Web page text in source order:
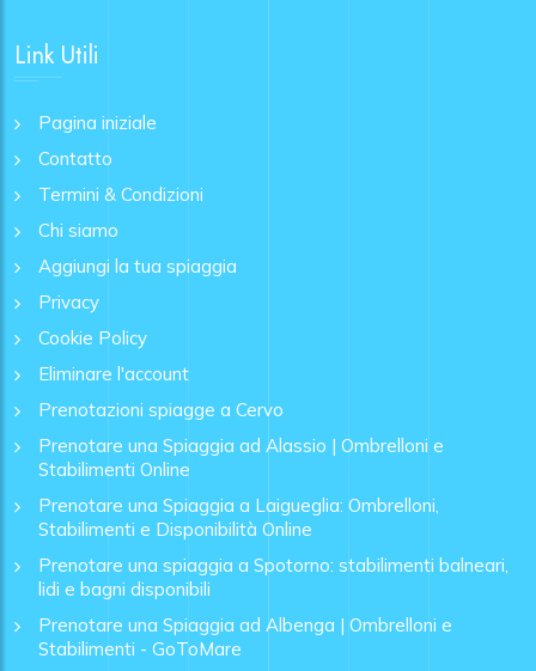
Link Utili
Pagina iniziale
Contatto
Termini & Condizioni
Chi siamo
Aggiungi la tua spiaggia
Privacy
Cookie Policy
Eliminare l'account
Prenotazioni spiagge a Cervo
Prenotare una Spiaggia ad Alassio | Ombrelloni e
Stabilimenti Online
Prenotare una Spiaggia a Laigueglia: Ombrelloni,
Stabilimenti e Disponibilità Online
Prenotare una spiaggia a Spotorno: stabilimenti balneari,
lidi e bagni disponibili
Prenotare una Spiaggia ad Albenga | Ombrelloni e
Stabilimenti - GoToMare